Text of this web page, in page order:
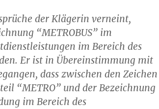
der Klägerin verneint,
“METROBUS” im
im Bereich des
Er ist in Übereinstimmung mit
dass zwischen den Zeichen
“METRO” und der Bezeichnung
im Bereich des